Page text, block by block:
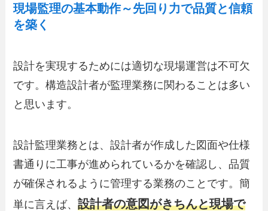
現場監理の基本動作～先回り力で品質と信頼
を築く
設計を実現するためには適切な現場運営は不可欠
です。構造設計者が監理業務に関わることは多い
と思います。
設計監理業務とは、設計者が作成した図面や仕様
書通りに工事が進められているかを確認し、品質
が確保されるように管理する業務のことです。簡
単に言えば、設計者の意図がきちんと現場で